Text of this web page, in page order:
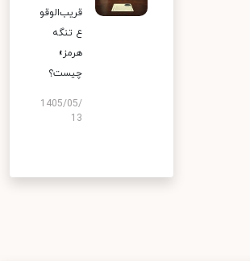
قریب‌الوقو
ع تنگه
هرمز»
چیست؟
1405/05/
13